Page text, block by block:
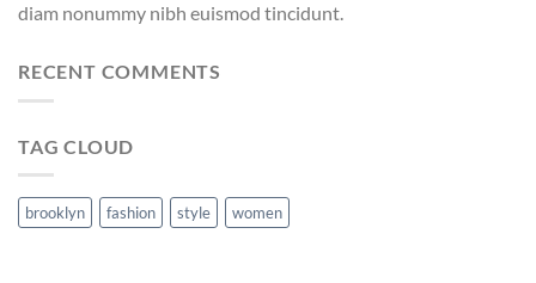
diam nonummy nibh euismod tincidunt.
RECENT COMMENTS
TAG CLOUD
brooklyn fashion style women